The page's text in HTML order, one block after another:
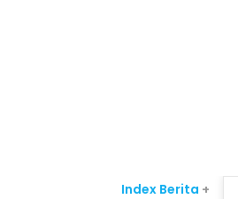
Index Berita +